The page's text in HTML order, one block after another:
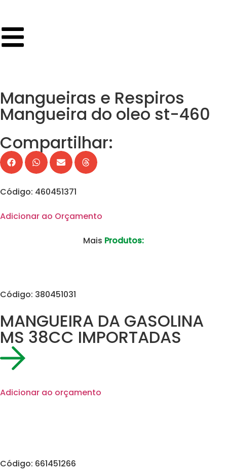
Mangueiras e Respiros
Mangueira do oleo st-460
Compartilhar:
Código: 460451371
Adicionar ao Orçamento
Mais Produtos:
Código: 380451031
MANGUEIRA DA GASOLINA
MS 38CC IMPORTADAS
Adicionar ao orçamento
Código: 661451266